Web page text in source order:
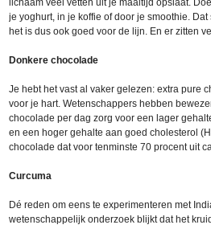
lichaam veel vetten uit je maaltijd opslaat.
je yoghurt, in je koffie of door je smoothie.
het is dus ook goed voor de lijn. En er zitten
Donkere chocolade
Je hebt het vast al vaker gelezen: extra pure
voor je hart. Wetenschappers hebben
chocolade per dag zorg voor een lager
en een hoger gehalte aan goed cholesterol
chocolade dat voor tenminste 70 procent uit
Curcuma
Dé reden om eens te experimenteren met
wetenschappelijk onderzoek blijkt dat het